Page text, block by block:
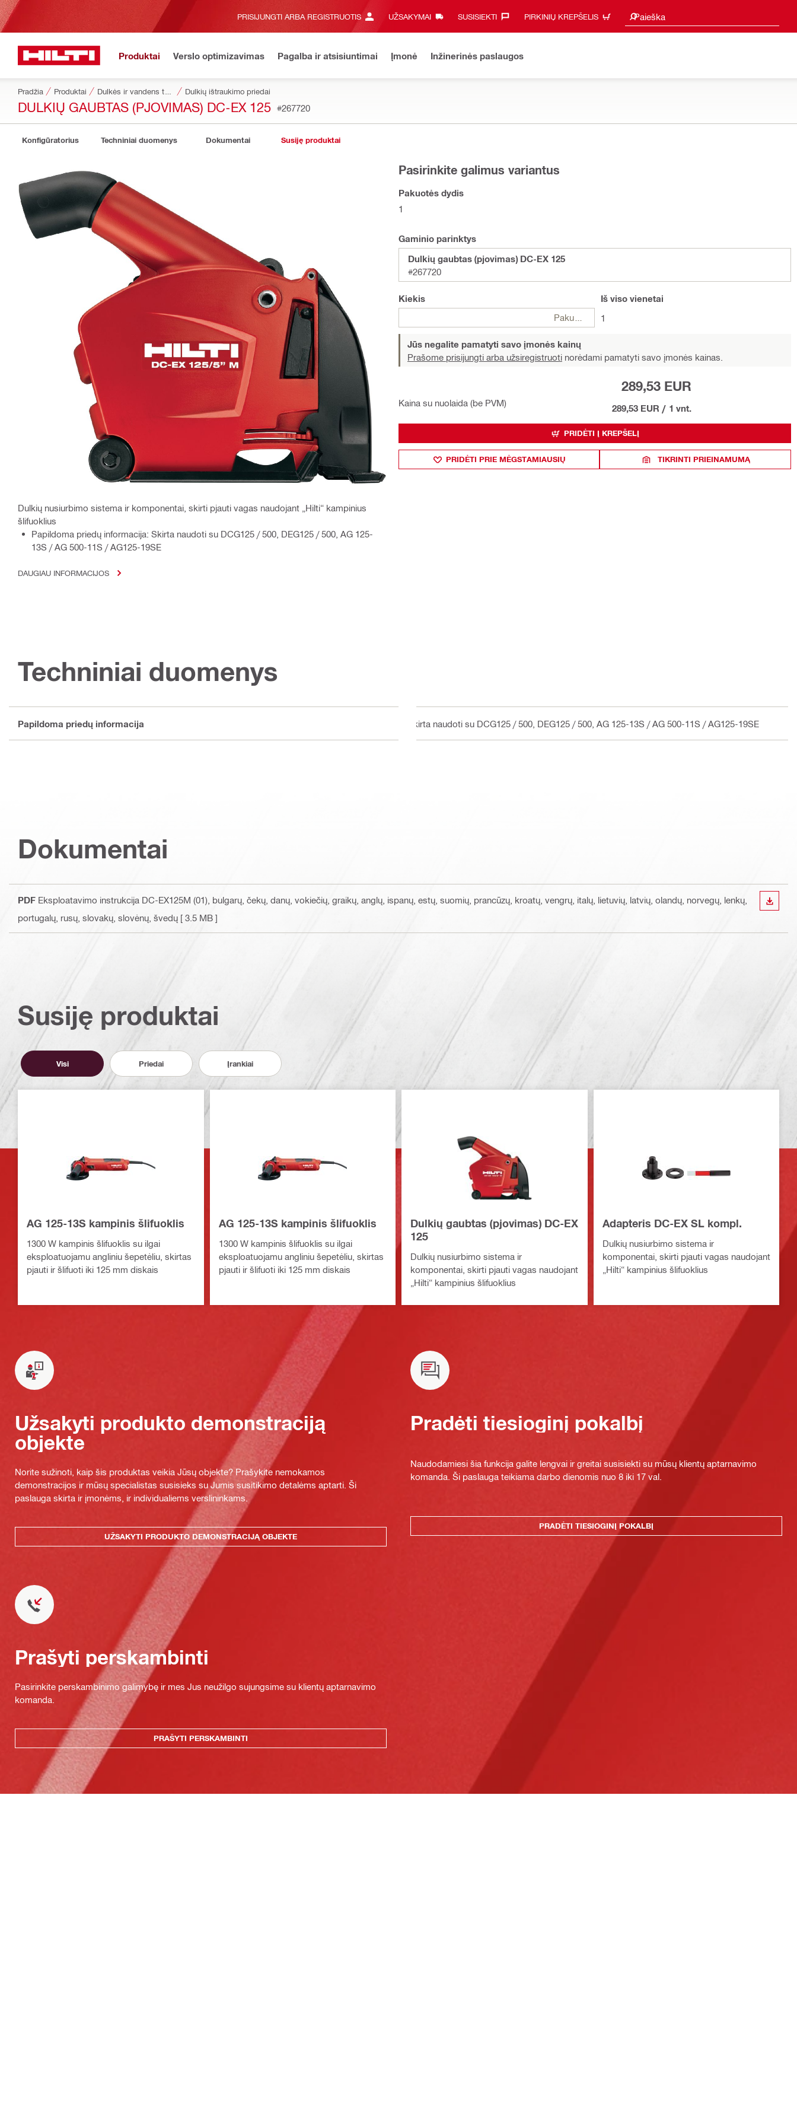
PRISIJUNGTI ARBA REGISTRUOTIS UŽSAKYMAI SUSISIEKTI‎ PIRKINIŲ KREPŠELIS Paieška
Paieškos pasiūlymai
Produktai Verslo optimizavimas Pagalba ir atsisiuntimai Įmonė Inžinerinės paslaugos
Pradžia Produktai Dulkių ištraukimo priedai
DULKIŲ GAUBTAS (PJOVIMAS) DC-EX 125 #267720
Konfigūratorius Techniniai duomenys Dokumentai Susiję produktai
Dulkių nusiurbimo sistema ir komponentai, skirti pjauti vagas naudojant „Hilti“ kampinius
šlifuoklius
Papildoma priedų informacija: Skirta naudoti su DCG125 / 500, DEG125 / 500, AG 125-
13S / AG 500-11S / AG125-19SE
DAUGIAU INFORMACIJOS
Pasirinkite galimus variantus
Pakuotės dydis
1
Gaminio parinktys
Dulkių gaubtas (pjovimas) DC-EX 125
#267720
Kiekis
Pakuotės
Iš viso vienetai
1
Jūs negalite pamatyti savo įmonės kainų
Prašome prisijungti arba užsiregistruoti norėdami pamatyti savo įmonės kainas.
Kaina su nuolaida (be PVM)
289,53 EUR
289,53 EUR / 1 vnt.
PRIDĖTI Į KREPŠELĮ
PRIDĖTI PRIE MĖGSTAMIAUSIŲ TIKRINTI PRIEINAMUMĄ
Techniniai duomenys
Papildoma priedų informacija Skirta naudoti su DCG125 / 500, DEG125 / 500, AG 125-13S / AG 500-11S / AG125-19SE
Dokumentai
PDF Eksploatavimo instrukcija DC-EX125M (01) , bulgarų, čekų, danų, vokiečių, graikų, anglų, ispanų, estų, suomių, prancūzų, kroatų, vengrų, italų, lietuvių, latvių, olandų, norvegų, lenkų,
portugalų, rusų, slovakų, slovėnų, švedų [ 3.5 MB ]
Susiję produktai
Visi Priedai Įrankiai
AG 125-13S kampinis šlifuoklis
1300 W kampinis šlifuoklis su ilgai
eksploatuojamu angliniu šepetėliu, skirtas
pjauti ir šlifuoti iki 125 mm diskais
AG 125-13S kampinis šlifuoklis
1300 W kampinis šlifuoklis su ilgai
eksploatuojamu angliniu šepetėliu, skirtas
pjauti ir šlifuoti iki 125 mm diskais
Dulkių gaubtas (pjovimas) DC-EX
125
Dulkių nusiurbimo sistema ir
komponentai, skirti pjauti vagas naudojant
„Hilti“ kampinius šlifuoklius
Adapteris DC-EX SL kompl.
Dulkių nusiurbimo sistema ir
komponentai, skirti pjauti vagas naudojant
„Hilti“ kampinius šlifuoklius
Užsakyti produkto demonstraciją
objekte
Norite sužinoti, kaip šis produktas veikia Jūsų objekte? Prašykite nemokamos
demonstracijos ir mūsų specialistas susisieks su Jumis susitikimo detalėms aptarti. Ši
paslauga skirta ir įmonėms, ir individualiems verslininkams.
UŽSAKYTI PRODUKTO DEMONSTRACIJĄ OBJEKTE
Pradėti tiesioginį pokalbį
Naudodamiesi šia funkcija galite lengvai ir greitai susisiekti su mūsų klientų aptarnavimo
komanda. Ši paslauga teikiama darbo dienomis nuo 8 iki 17 val.
PRADĖTI TIESIOGINĮ POKALBĮ
Prašyti perskambinti
Pasirinkite perskambinimo galimybę ir mes Jus neužilgo sujungsime su klientų aptarnavimo
komanda.
PRAŠYTI PERSKAMBINTI